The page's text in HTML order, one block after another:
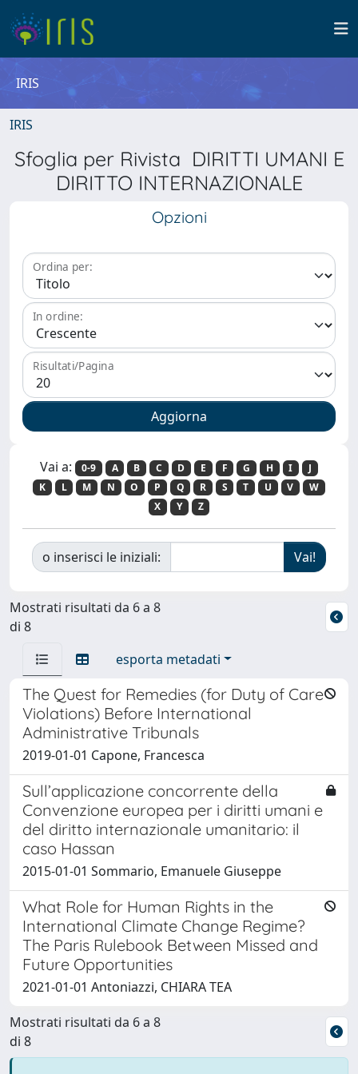
IRIS
IRIS
Sfoglia per Rivista DIRITTI UMANI E
DIRITTO INTERNAZIONALE
Opzioni
Ordina per:
In ordine:
Risultati/Pagina
Vai a: 0-9 A B C D E F G H I
J
K
L M N O P Q R S T U V
W
X
Y Z
o inserisci le iniziali:
Mostrati risultati da 6 a 8
di 8
esporta metadati
The Quest for Remedies (for Duty of Care
Violations) Before International
Administrative Tribunals
2019-01-01 Capone, Francesca
Sull’applicazione concorrente della
Convenzione europea per i diritti umani e
del diritto internazionale umanitario: il
caso Hassan
2015-01-01 Sommario, Emanuele Giuseppe
What Role for Human Rights in the
International Climate Change Regime?
The Paris Rulebook Between Missed and
Future Opportunities
2021-01-01 Antoniazzi, CHIARA TEA
Mostrati risultati da 6 a 8
di 8